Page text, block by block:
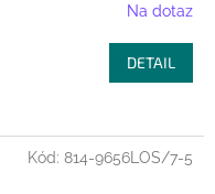
Na dotaz
DETAIL
Kód: 814-9656LOS/7-5